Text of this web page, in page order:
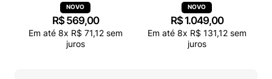
R$ 569,00
Em até 8x R$ 71,12sem
juros
R$ 1.049,00
Em até 8x R$ 131,12sem
juros